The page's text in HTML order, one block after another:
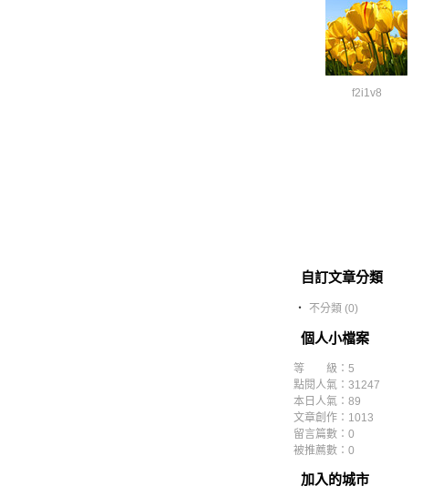
f2i1v8
自訂文章分類
‧ 不分類 (0)
個人小檔案
等 級：5
點閱人氣：31247
本日人氣：89
文章創作：1013
留言篇數：0
被推薦數： 0
加入的城市